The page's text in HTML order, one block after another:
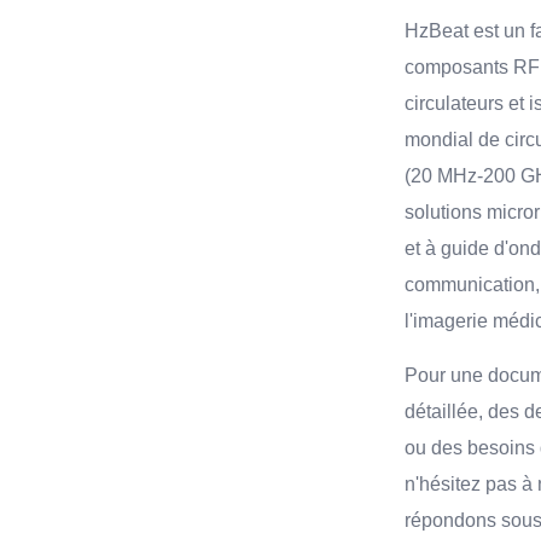
HzBeat est un
composants
circulateurs et
mondial de
(20 MHz-200
solutions
et à guide
l'imagerie
Pour une
détaillée, des
ou des
n'hésitez pas à
répondons